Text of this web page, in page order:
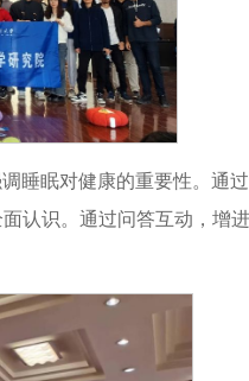
睡眠对健康的重要性。通
认识。通过问答互动，增